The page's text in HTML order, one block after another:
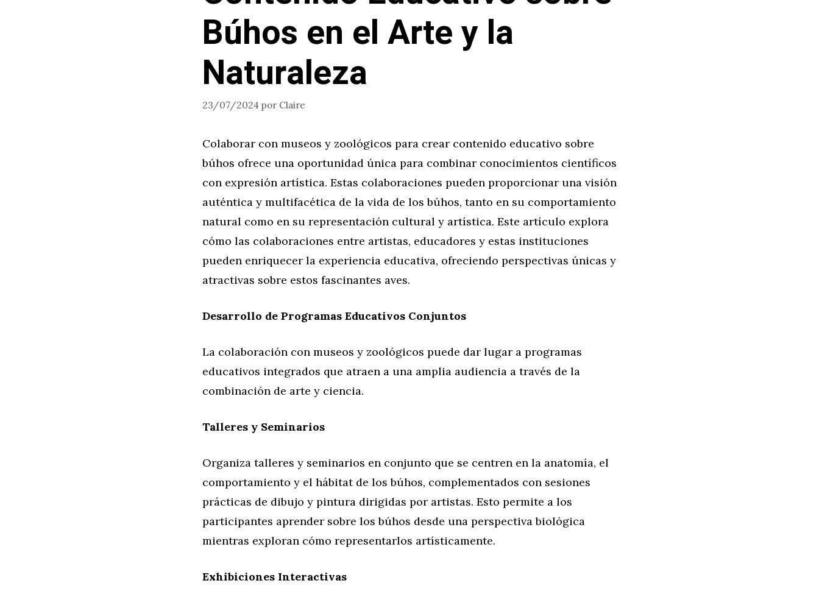
Búhos en el Arte y la
Naturaleza
23/07/2024 por Claire
Colaborar con museos y zoológicos para crear contenido educativo sobre
búhos ofrece una oportunidad única para combinar conocimientos científicos
con expresión artística. Estas colaboraciones pueden proporcionar una visión
auténtica y multifacética de la vida de los búhos, tanto en su comportamiento
natural como en su representación cultural y artística. Este artículo explora
cómo las colaboraciones entre artistas, educadores y estas instituciones
pueden enriquecer la experiencia educativa, ofreciendo perspectivas únicas y
atractivas sobre estos fascinantes aves.
Desarrollo de Programas Educativos Conjuntos
La colaboración con museos y zoológicos puede dar lugar a programas
educativos integrados que atraen a una amplia audiencia a través de la
combinación de arte y ciencia.
Talleres y Seminarios
Organiza talleres y seminarios en conjunto que se centren en la anatomía, el
comportamiento y el hábitat de los búhos, complementados con sesiones
prácticas de dibujo y pintura dirigidas por artistas. Esto permite a los
participantes aprender sobre los búhos desde una perspectiva biológica
mientras exploran cómo representarlos artísticamente.
Exhibiciones Interactivas